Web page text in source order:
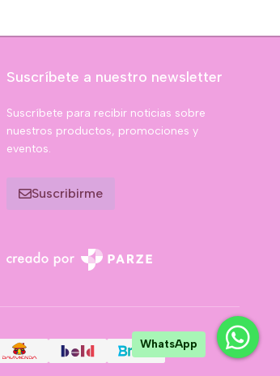
Suscríbete a nuestro newsletter
Suscríbete para recibir noticias sobre
nuestros productos, promociones y
eventos.
Suscribirme
WhatsApp